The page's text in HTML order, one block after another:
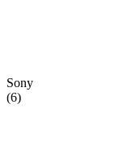
Sony
(6)